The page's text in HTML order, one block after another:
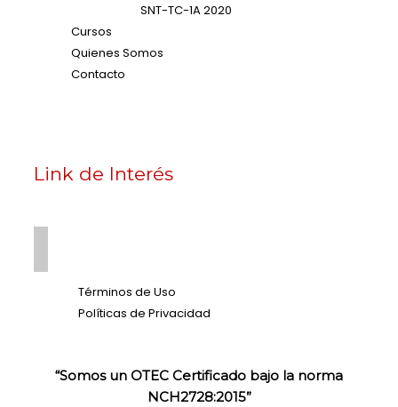
SNT-TC-1A 2020
Cursos
Quienes Somos
Contacto
Link de Interés
Términos de Uso
Políticas de Privacidad
“Somos un OTEC Certificado bajo la norma
NCH2728:2015”